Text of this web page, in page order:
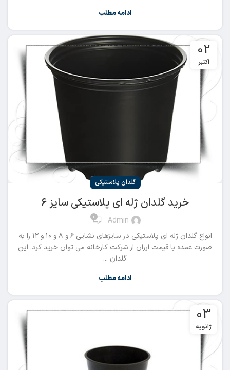
ادامه مطلب
02
اکتبر
گلدان پلاستیکی
خرید گلدان ژله ای پلاستیکی سایز ۶
Admin
0
انواع گلدان ژله ای پلاستیکی در سایزهای نشایی ۶ و ۸ و ۱۰ و ۱۲ را به
صورت عمده با قیمت ارزان از شرکت کارخانه می توان خرید کرد. این
گلدان ...
ادامه مطلب
03
ژانویه